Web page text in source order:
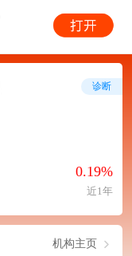
0.19%
近1年
诊断
机构主页